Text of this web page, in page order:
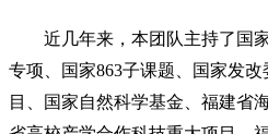
近几年来，本团队主持了国
专项、国家863子课题、国家发
目、国家自然科学基金、福建省